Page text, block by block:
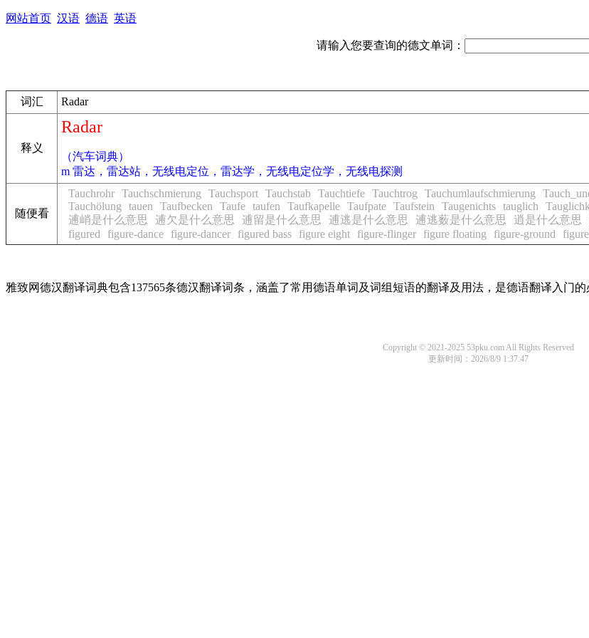
网站首页 汉语 德语 英语
请输入您要查询的德文单词：
词汇 Radar
释义
Radar
（汽车词典）
m 雷达，雷达站，无线电定位，雷达学，无线电定位学，无线电探测
随便看
Tauchrohr Tauchschmierung Tauchsport Tauchstab Tauchtiefe Tauchtrog Tauchumlaufschmierung
Tauchölung
tauen Taufbecken Taufe taufen Taufkapelle Taufpate Taufstein Taugenichts tauglich
逋峭是什么意思
逋欠是什么意思 逋留是什么意思 逋逃是什么意思 逋逃薮是什么意思 逍是什么意思
figured
figure-dance figure-dancer figured bass figure eight figure-flinger figure floating figure-ground
雅致网德汉翻译词典包含137565条德汉翻译词条，涵盖了常用德语单词及词组短语的翻译及用法，是德语翻译入门的
Copyright © 2021-2025 53pku.com All Rights Reserved
更新时间：2026/8/9 1:37:47